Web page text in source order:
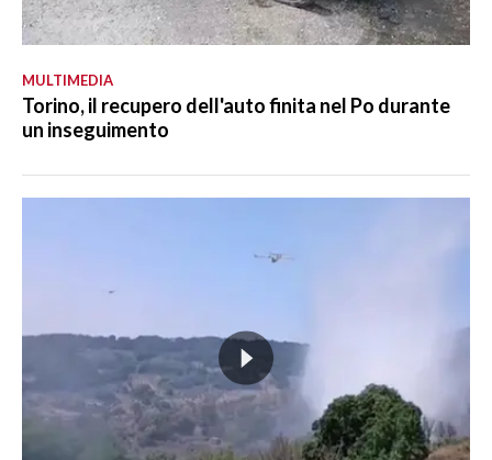
MULTIMEDIA
Torino, il recupero dell'auto finita nel Po durante
un inseguimento